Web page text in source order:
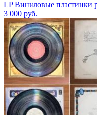
LP Виниловые пластинки
3 000 руб.